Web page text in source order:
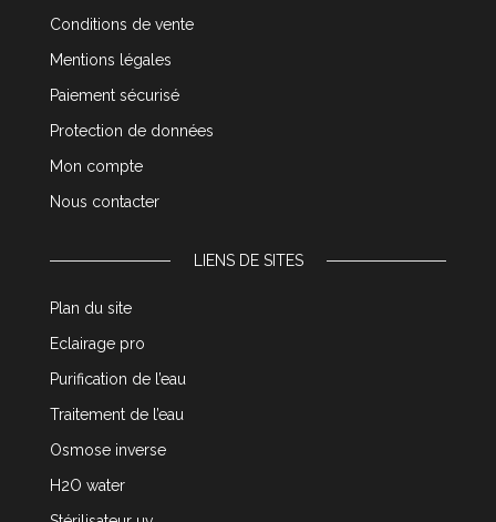
Conditions de vente
Mentions légales
Paiement sécurisé
Protection de données
Mon compte
Nous contacter
LIENS DE SITES
Plan du site
Eclairage pro
Purification de l’eau
Traitement de l’eau
Osmose inverse
H2O water